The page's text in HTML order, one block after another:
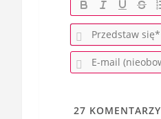
27 KOMENTARZY